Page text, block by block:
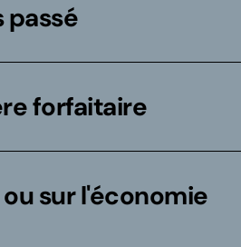
passé
forfaitaire
sur l'économie